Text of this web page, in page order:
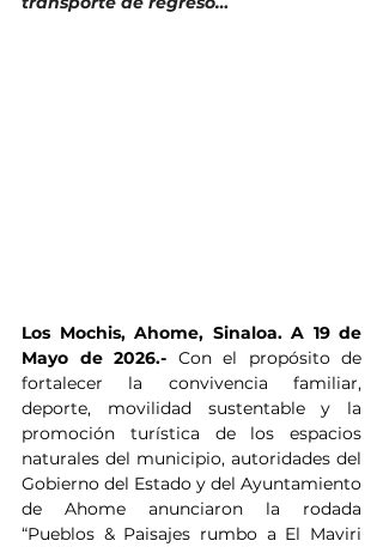
Los Mochis, Ahome, Sinaloa. A 19 de
Mayo de 2026.- Con el propósito de
fortalecer la convivencia familiar,
deporte, movilidad sustentable y la
promoción turística de los espacios
naturales del municipio, autoridades del
Gobierno del Estado y del Ayuntamiento
de Ahome anunciaron la rodada
“Pueblos & Paisajes rumbo a El Maviri